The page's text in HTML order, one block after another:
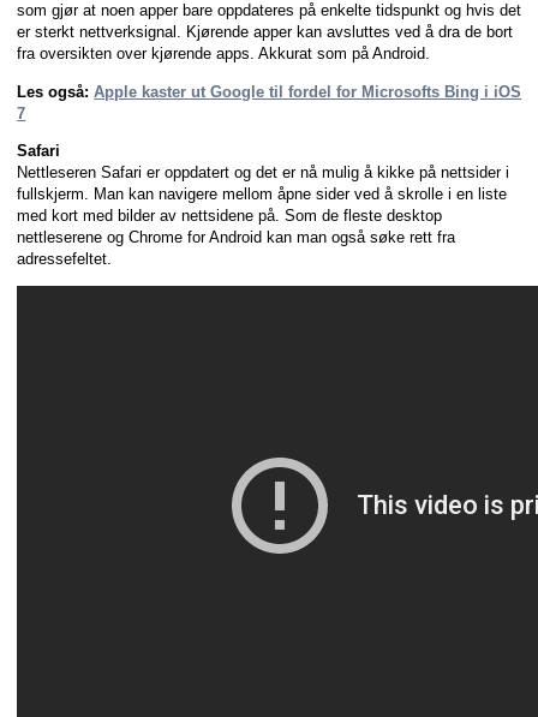
som gjør at noen apper bare oppdateres på enkelte tidspunkt og hvis det
er sterkt nettverksignal. Kjørende apper kan avsluttes ved å dra de bort
fra oversikten over kjørende apps. Akkurat som på Android.
Les også:Apple kaster ut Google til fordel for Microsofts Bing i iOS
7
Safari
Nettleseren Safari er oppdatert og det er nå mulig å kikke på nettsider i
fullskjerm. Man kan navigere mellom åpne sider ved å skrolle i en liste
med kort med bilder av nettsidene på. Som de fleste desktop
nettleserene og Chrome for Android kan man også søke rett fra
adressefeltet.